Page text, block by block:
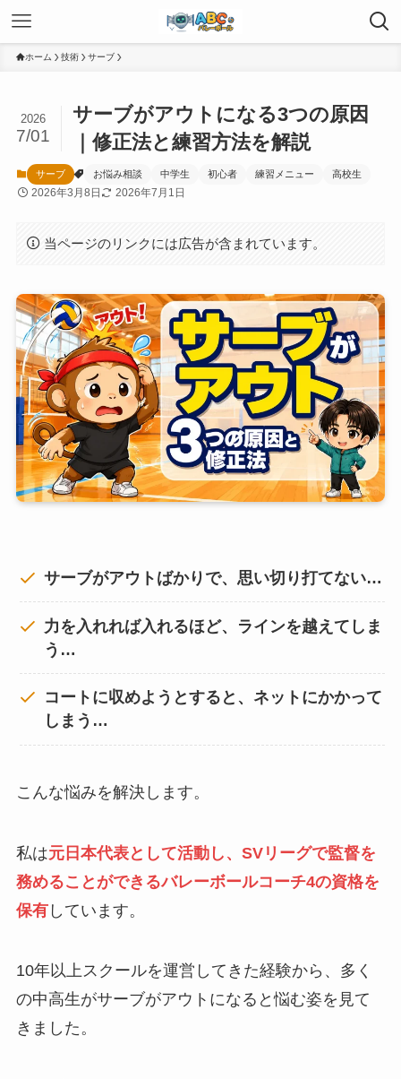
ホーム 技術 サーブ
サーブがアウトになる3つの原因
｜修正法と練習方法を解説
2026
7/01
サーブ お悩み相談 中学生 初心者 練習メニュー 高校生
2026年3月8日 2026年7月1日
当ページのリンクには広告が含まれています。
サーブがアウトばかりで、思い切り打てない…
力を入れれば入れるほど、ラインを越えてしま
う…
コートに収めようとすると、ネットにかかって
しまう…
こんな悩みを解決します。
私は元日本代表として活動し、SVリーグで監督を
務めることができるバレーボールコーチ4の資格を
保有しています。
10年以上スクールを運営してきた経験から、多く
の中高生がサーブがアウトになると悩む姿を見て
きました。